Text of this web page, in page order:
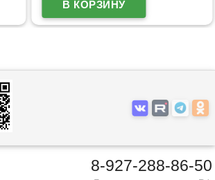
8-927-288-86-50